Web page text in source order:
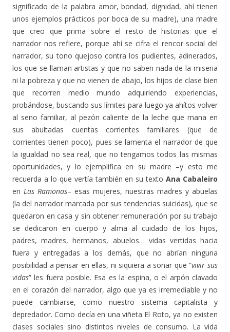
significado de la palabra amor, bondad, dignidad, ahí tienen
unos ejemplos prácticos por boca de su madre), una madre
que creo que prima sobre el resto de historias que el
narrador nos refiere, porque ahí se cifra el rencor social del
narrador, su tono quejoso contra los pudientes, adinerados,
los que se llaman artistas y que no saben nada de la miseria
ni la pobreza y que no vienen de abajo, los hijos de clase bien
que recorren medio mundo adquiriendo experiencias,
probándose, buscando sus límites para luego ya ahítos volver
al seno familiar, al pezón caliente de la leche que mana en
sus abultadas cuentas corrientes familiares (que de
corrientes tienen poco), pues se lamenta el narrador de que
la igualdad no sea real, que no tengamos todos las mismas
oportunidades, y lo ejemplifica en su madre –y esto me
recuerda a lo que vertía también en su textoAna Cabaleiro
en Las Ramonas– esas mujeres, nuestras madres y abuelas
(la del narrador marcada por sus tendencias suicidas), que se
quedaron en casa y sin obtener remuneración por su trabajo
se dedicaron en cuerpo y alma al cuidado de los hijos,
padres, madres, hermanos, abuelos… vidas vertidas hacia
fuera y entregadas a los demás, que no abrían ninguna
posibilidad a pensar en ellas, ni siquiera a soñar que “vivir sus
vidas” les fuera posible. Esa es la espina, o el arpón clavado
en el corazón del narrador, algo que ya es irremediable y no
puede cambiarse, como nuestro sistema capitalista y
depredador. Como decía en una viñeta El Roto, ya no existen
clases sociales sino distintos niveles de consumo. La vida